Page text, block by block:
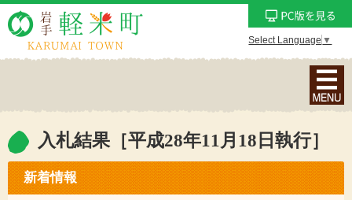
Select Language ▼
ナ
ビ
ー
シ
ョ
ン
入札結果［平成28年11月18日執行］
新着情報